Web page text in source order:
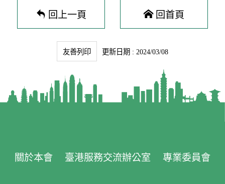
回上一頁 回首頁
友善列印 更新日期 : 2024/03/08
關於本會 臺港服務交流辦公室 專業委員會